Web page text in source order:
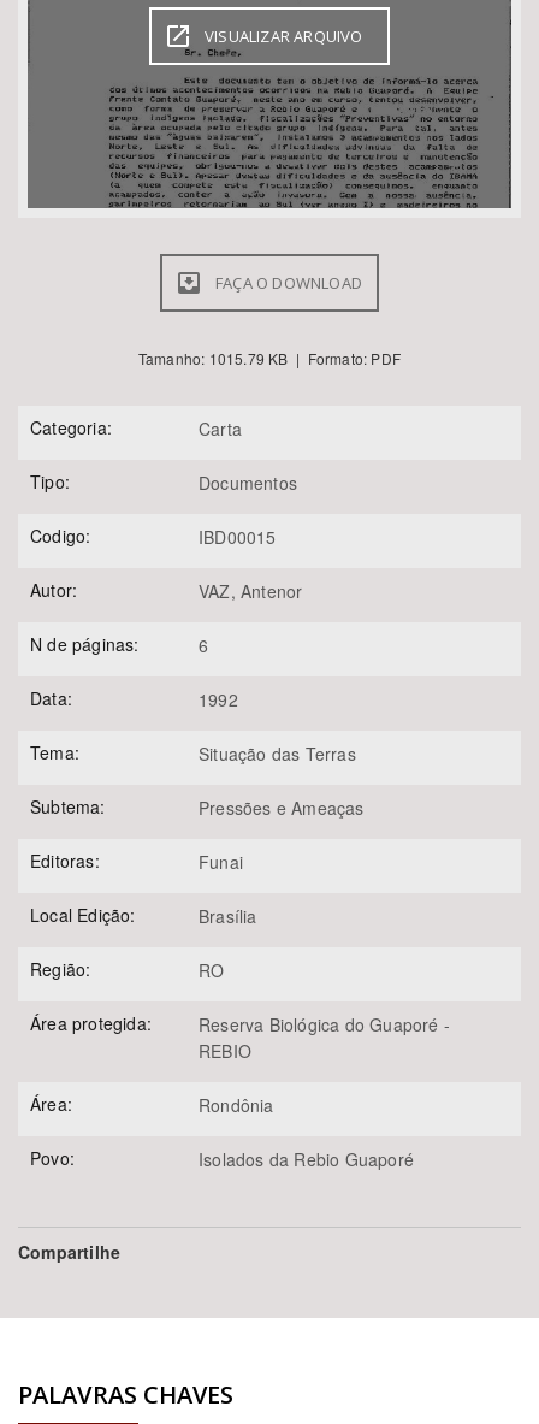
Área de Levantamento
Área Protegida
BUSCAR
VISUALIZAR ARQUIVO
FAÇA O DOWNLOAD
Tamanho: 1015.79 KB | Formato: PDF
Categoria: Carta
Tipo: Documentos
Codigo: IBD00015
Autor: VAZ, Antenor
N de páginas: 6
Data: 1992
Tema: Situação das Terras
Subtema: Pressões e Ameaças
Editoras: Funai
Local Edição: Brasília
Região: RO
Área protegida:
Reserva Biológica do Guaporé -
REBIO
Área: Rondônia
Povo: Isolados da Rebio Guaporé
Compartilhe
PALAVRAS CHAVES